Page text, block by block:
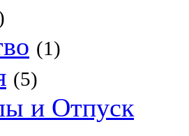
(1)
(5)
и Отпуск